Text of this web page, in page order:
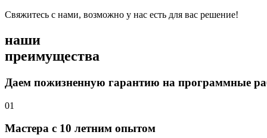
Свяжитесь с нами, возможно у нас есть для вас решение!
наши
преимущества
Даем пожизненную гарантию на программные
01
Мастера с 10 летним опытом